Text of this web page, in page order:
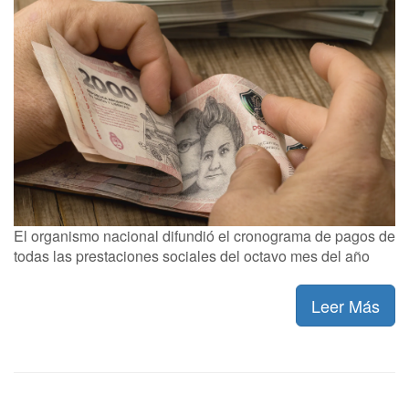
El organismo nacional difundió el cronograma de pagos de
todas las prestaciones sociales del octavo mes del año
Leer Más